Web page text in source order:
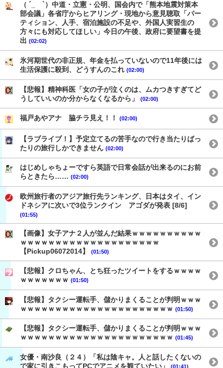
（ ´_ゝ`）中道・立憲・公明、国会内で「熊本地震対策本
部会議」各省庁からヒアリング・現地から意見聴取「パー
ティション、人手、宿泊施設の不足や、外国人実習生の
方々にも対応してほしい」今日の午後、政府に要望書を提
出 (02:02)
氷河期世代の非正規、年金を払っていないので11年後には
生活保護に殺到、どうすんのこれ (02:00)
【悲報】精神科医「女の子が泣くのは、ムカつきすぎてど
うしていいのか分からなくなるから」
(02:00)
福戸あやアナ 脇チラ見え！！ (02:00)
【ラブライブ！】予定立てるの苦手なので行き当たりばっ
たりの旅行しかできません (02:00)
はじめしゃちょーですら英語で日常会話が出来るのにお前
らときたら…… (02:00)
欧州旅行者のアジア旅行先ランキング、日本はタイ、イン
ドネシアに次いで3位ランクイン アゴダが発表 [8/6]
(01:55)
【画像】女子アナ２人が並んだ結果ｗｗｗｗｗｗｗｗｗｗ
ｗｗｗｗｗｗｗｗｗｗｗｗｗｗｗｗｗｗｗｗ
【Pickup06072014】
(01:50)
【悲報】クロちゃん、とち狂ったツイートをするｗｗｗｗ
ｗｗｗｗｗｗｗ (01:50)
【悲報】タクシー運転手、儲かりまくることが判明ｗｗｗ
ｗｗｗｗｗｗｗｗｗｗｗｗｗｗｗｗｗｗｗｗｗｗ (01:50)
【悲報】タクシー運転手、儲かりまくることが判明ｗｗｗ
ｗｗｗｗｗｗｗｗｗｗｗｗｗｗｗｗｗｗｗｗｗｗ (01:45)
女優・南沙良（２４）「私は陰キャ。人と話したくないの
で家に引きこもってPCでアニメを観ていたい」
(01:41)